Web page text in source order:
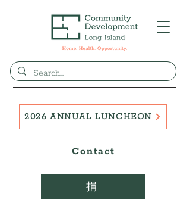
捐
Contact
2026 ANNUAL LUNCHEON